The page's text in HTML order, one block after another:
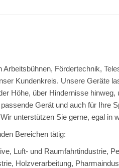
Arbeitsbühnen, Fördertechnik,
Kundenkreis. Unsere Geräte
Höhe, über Hindernisse
Gerät und auch für Ihre
unterstützen Sie gerne, egal in
Bereichen tätig:
Luft- und Raumfahrtindustrie,
Holzverarbeitung,